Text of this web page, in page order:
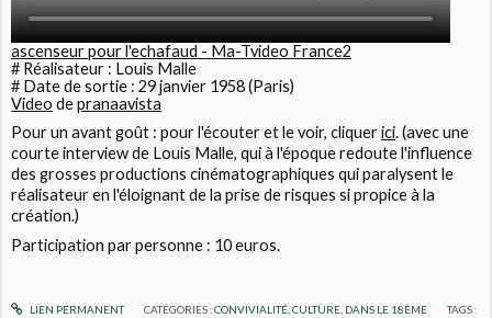
ascenseur pour l'echafaud - Ma-Tvideo France2
# Réalisateur : Louis Malle
# Date de sortie : 29 janvier 1958 (Paris)
Video depranaavista
Pour un avant goût : pour l'écouter et le voir, cliquerici. (avec une
courte interview de Louis Malle, qui à l'époque redoute l'influence
des grosses productions cinématographiques qui paralysent le
réalisateur en l'éloignant de la prise de risques si propice à la
création.)
Participation par personne : 10 euros.
LIEN PERMANENT CATÉGORIES :CONVIVIALITÉ, CULTURE, DANS LE 18ÈME
TAGS :